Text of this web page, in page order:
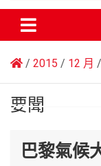
2015 12 月
要聞
巴黎氣候